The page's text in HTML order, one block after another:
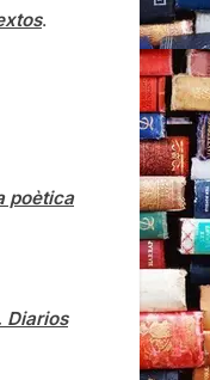
.
poètica
Diarios